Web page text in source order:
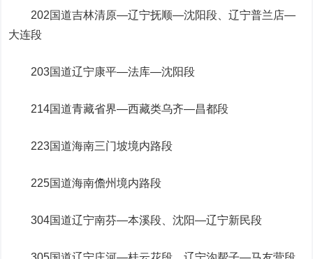
202国道吉林清原—辽宁抚顺—沈阳段、辽宁普兰店—
大连段
203国道辽宁康平—法库—沈阳段
214国道青藏省界—西藏类乌齐—昌都段
223国道海南三门坡境内路段
225国道海南儋州境内路段
304国道辽宁南芬—本溪段、沈阳—辽宁新民段